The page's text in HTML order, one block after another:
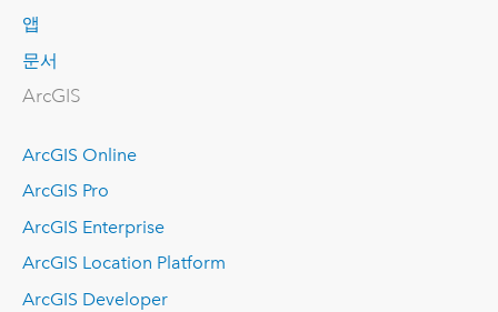
앱
문서
ArcGIS
ArcGIS Online
ArcGIS Pro
ArcGIS Enterprise
ArcGIS Location Platform
ArcGIS Developer